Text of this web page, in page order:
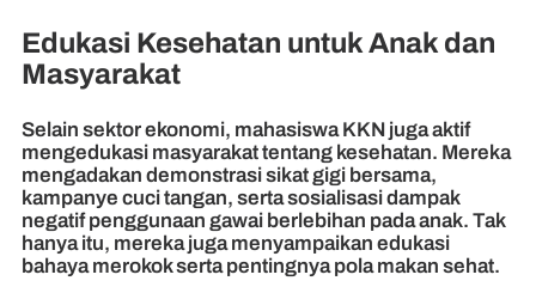
Edukasi Kesehatan untuk Anak dan
Masyarakat
Selain sektor ekonomi, mahasiswa KKN juga aktif
mengedukasi masyarakat tentang kesehatan. Mereka
mengadakan demonstrasi sikat gigi bersama,
kampanye cuci tangan, serta sosialisasi dampak
negatif penggunaan gawai berlebihan pada anak. Tak
hanya itu, mereka juga menyampaikan edukasi
bahaya merokok serta pentingnya pola makan sehat.